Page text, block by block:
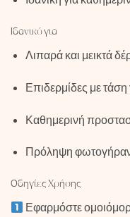
Ιδανικό για
Λιπαρά και μεικτά
Επιδερμίδες με
Καθημερινή
Πρόληψη
Οδηγίες Χρήσης
Εφαρμόστε